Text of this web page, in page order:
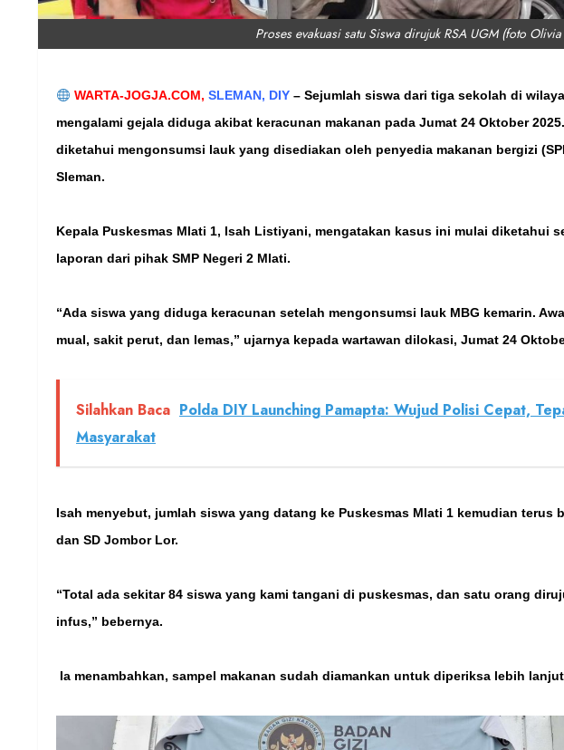
Proses evakuasi satu Siswa dirujuk RSA UGM (foto
WARTA-JOGJA.COM, SLEMAN, DIY – Sejumlah siswa dari tiga sekolah di
mengalami gejala diduga akibat keracunan makanan pada Jumat 24 Oktober
diketahui mengonsumsi lauk yang disediakan oleh penyedia makanan bergizi
Sleman.
Kepala Puskesmas Mlati 1, Isah Listiyani, mengatakan kasus ini mulai diketahui
laporan dari pihak SMP Negeri 2 Mlati.
“Ada siswa yang diduga keracunan setelah mengonsumsi lauk MBG kemarin.
mual, sakit perut, dan lemas,” ujarnya kepada wartawan dilokasi, Jumat 24
Silahkan Baca Polda DIY Launching Pamapta: Wujud Polisi Cepat,
Masyarakat
Isah menyebut, jumlah siswa yang datang ke Puskesmas Mlati 1 kemudian terus
dan SD Jombor Lor.
“Total ada sekitar 84 siswa yang kami tangani di puskesmas, dan satu orang
infus,” bebernya.
Ia menambahkan, sampel makanan sudah diamankan untuk diperiksa lebih